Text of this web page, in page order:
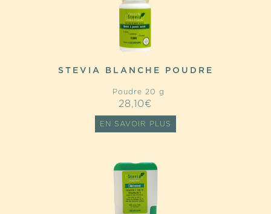
STEVIA BLANCHE POUDRE
Poudre 20 g
28,10€
EN SAVOIR PLUS